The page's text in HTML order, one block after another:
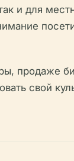
и для
продаже
свой